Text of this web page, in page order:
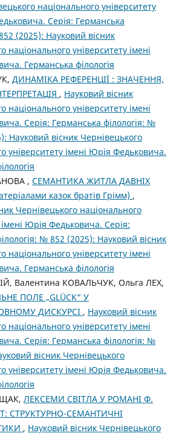
національного університету
Серія: Германська
(2025): Науковий вісник
національного університету імені
Германська філологія
ДИНАМІКА РЕФЕРЕНЦІЇ : ЗНАЧЕННЯ,
, Науковий вісник
національного університету імені
Серія: Германська філологія: №
Науковий вісник Чернівецького
університету імені Юрія Федьковича.
, СЕМАНТИКА ЖИТЛА ДАВНІХ
казок братів Грімм) ,
Чернівецького національного
імені Юрія Федьковича. Серія:
№ 852 (2025): Науковий вісник
національного університету імені
Германська філологія
Валентина КОВАЛЬЧУК, Ольга ЛЕХ,
ПОЛЕ „GLÜCK“ У
ДИСКУРСІ , Науковий вісник
національного університету імені
Серія: Германська філологія: №
вісник Чернівецького
університету імені Юрія Федьковича.
ЛЕКСЕМИ СВІТЛА У РОМАНІ Ф.
СТРУКТУРНО-СЕМАНТИЧНІ
, Науковий вісник Чернівецького